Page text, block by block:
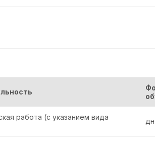
работа (с указанием вида
дн.